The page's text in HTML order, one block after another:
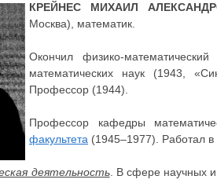
КРЕЙНЕС МИХАИЛ
Москва), математик.
Окончил физико-
математических наук (1943,
Профессор (1944).
Профессор кафедры
факультета (1945–1977). Работал
деятельность. В сфере научных